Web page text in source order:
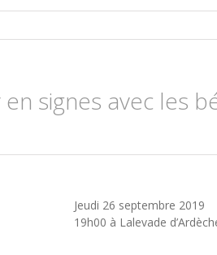
signes avec les
Jeudi 26 septembre 2019
19h00 à Lalevade